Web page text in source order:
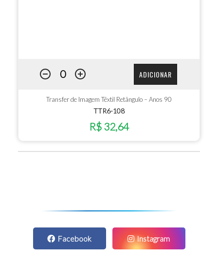
ADICIONAR
Transfer de Imagem Têxtil Retângulo – Anos 90
TTR6-108
R$ 32,64
Facebook Instagram